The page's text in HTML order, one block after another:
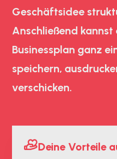
Geschäftsidee
Anschließend kannst
Businessplan ganz
speichern,
verschicken.
Deine Vorteile